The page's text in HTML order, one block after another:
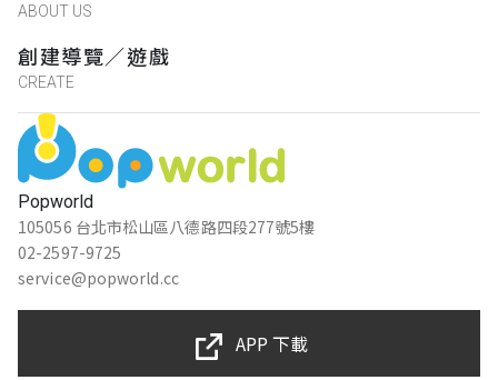
Popworld
105056 台北市松山區八德路四段277號5樓
02-2597-9725
service@popworld.cc
ABOUT US
創建導覽／遊戲
CREATE
APP 下載